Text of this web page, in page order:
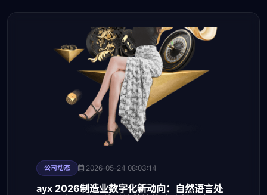
公司动态 2026-05-24 08:03:14
ayx 2026制造业数字化新动向：自然语言处